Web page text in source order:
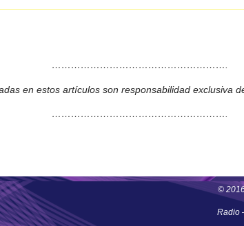
……………………………………………….
en estos artículos son responsabilidad exclusiva
……………………………………………….
©
Radio